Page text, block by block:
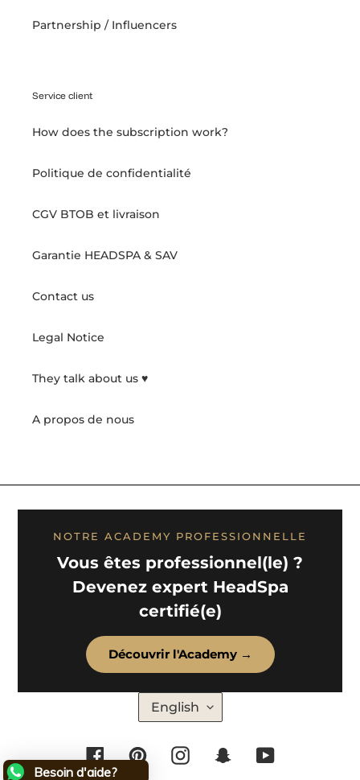
Partnership / Influencers
Service client
How does the subscription work?
Politique de confidentialité
CGV BTOB et livraison
Garantie HEADSPA & SAV
Contact us
Legal Notice
They talk about us ♥️
A propos de nous
NOTRE ACADEMY PROFESSIONNELLE
Vous êtes professionnel(le) ?
Devenez expert HeadSpa
certifié(e)
Découvrir l'Academy →
L
N
A
G
English
FacebookPinterestInstagramSnapchatYouTube
Besoin d'aide?